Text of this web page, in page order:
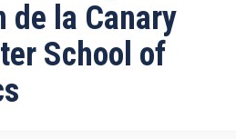
de la Canary
School of